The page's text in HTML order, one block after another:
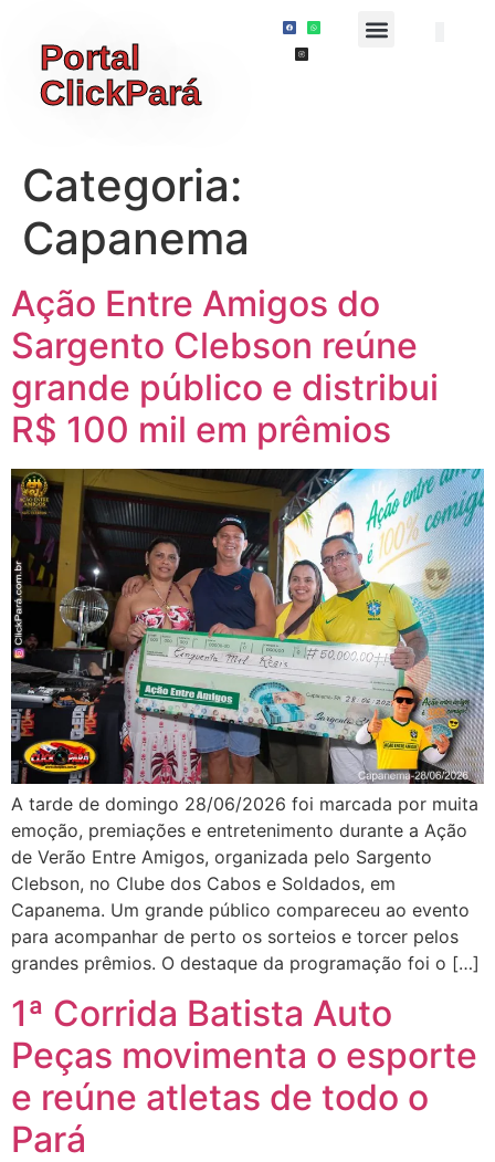
Portal
ClickPará
Categoria:
Capanema
Ação Entre Amigos do
Sargento Clebson reúne
grande público e distribui
R$ 100 mil em prêmios
A tarde de domingo 28/06/2026 foi marcada por muita
emoção, premiações e entretenimento durante a Ação
de Verão Entre Amigos, organizada pelo Sargento
Clebson, no Clube dos Cabos e Soldados, em
Capanema. Um grande público compareceu ao evento
para acompanhar de perto os sorteios e torcer pelos
grandes prêmios. O destaque da programação foi o […]
1ª Corrida Batista Auto
Peças movimenta o esporte
e reúne atletas de todo o
Pará